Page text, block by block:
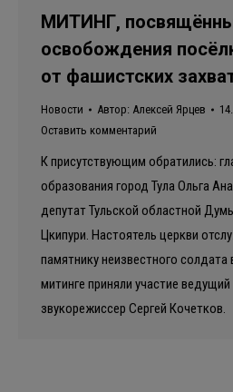
МИТИНГ,
освобождения
от фашистских
Новости Автор: Алексей Ярцев
Оставить комментарий
К присутствующим обратились:
образования город Тула Ольга
депутат Тульской областной
Цкипури. Настоятель церкви
памятнику неизвестного
митинге приняли участие
звукорежиссер Сергей Кочетков.